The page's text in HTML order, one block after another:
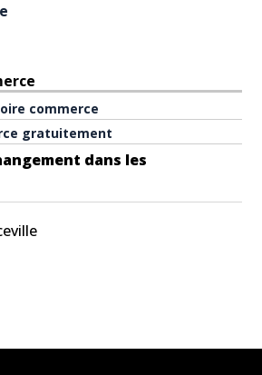
commerce
gratuitement
dans les